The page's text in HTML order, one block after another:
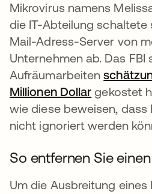
Mikrovirus namens
die IT-Abteilung schaltete
Mail-Adress-Server von
Unternehmen ab. Das FBI
Aufräumarbeiten
Millionen Dollar gekostet
wie diese beweisen, dass
nicht ignoriert werden
So entfernen Sie
Um die Ausbreitung eines